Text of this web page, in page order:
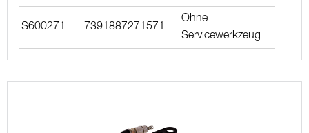
S600271 7391887271571
Ohne
Servicewerkzeug